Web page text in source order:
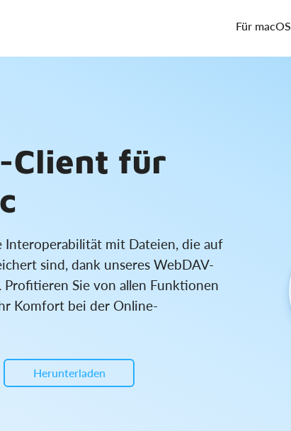
Für macOS
Client für
Interoperabilität mit Dateien, die auf
sind, dank unseres WebDAV-
Sie von allen Funktionen
Komfort bei der Online-
Herunterladen